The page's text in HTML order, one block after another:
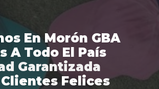
En Morón GBA
A Todo El País
Garantizada
Clientes Felices